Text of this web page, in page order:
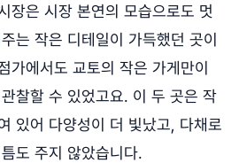
장은 시장 본연의 모습으로도 멋
는 작은 디테일이 가득했던 곳이
가에서도 교토의 작은 가게만이
찰할 수 있었고요. 이 두 곳은 작
있어 다양성이 더 빛났고, 다채로
도 주지 않았습니다.